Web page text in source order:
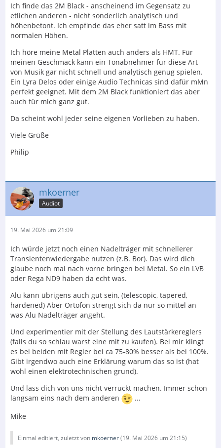
Ich finde das 2M Black - anscheinend im Gegensatz zu
etlichen anderen - nicht sonderlich analytisch und
höhenbetont. Ich empfinde das eher satt im Bass mit
normalen Höhen.
Ich höre meine Metal Platten auch anders als HMT. Für
meinen Geschmack kann ein Tonabnehmer für diese Art
von Musik gar nicht schnell und analytisch genug spielen.
Ein Lyra Delos oder einige Audio Technicas sind dafür mMn
perfekt geeignet. Mit dem 2M Black funktioniert das aber
auch für mich ganz gut.
Da scheint wohl jeder seine eigenen Vorlieben zu haben.
Viele Grüße
Philip
mkoerner
Audiot
19. Mai 2026 um 21:09
Ich würde jetzt noch einen Nadelträger mit schnellerer
Transientenwiedergabe nutzen (z.B. Bor). Das wird dich
glaube noch mal nach vorne bringen bei Metal. So ein LVB
oder Rega ND9 haben da echt was.
Alu kann übrigens auch gut sein, (telescopic, tapered,
hardened) Aber Ortofon strengt sich da nur so mittel an
was Alu Nadelträger angeht.
Und experimentier mit der Stellung des Lautstärkereglers
(falls du so schlau warst eine mit zu kaufen). Bei mir klingt
es bei beiden mit Regler bei ca 75-80% besser als bei 100%.
Gibt irgendwo auch eine Erklärung warum das so ist (hat
wohl einen elektrotechnischen grund).
Und lass dich von uns nicht verrückt machen. Immer schön
langsam eins nach dem anderen
...
Mike
Einmal editiert, zuletzt von mkoerner(19. Mai 2026 um 21:15)